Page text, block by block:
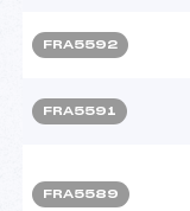
FRA5592
FRA5591
FRA5589